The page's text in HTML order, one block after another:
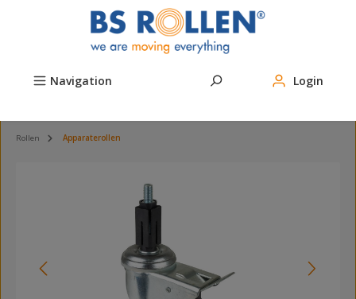
Zum Hauptinhalt springen
Navigation Login
Rollen Apparaterollen
Bildergalerie überspringen